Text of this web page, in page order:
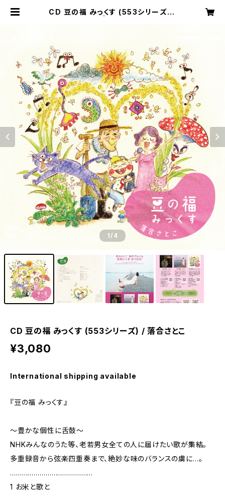
CD 豆の福 みっくす (553シリーズ) /
1/4
CD 豆の福 みっくす (553シリーズ) / 落合さとこ
¥3,080
International shipping available
『豆の福 みっくす』
〜豊かな個性に舌鼓〜
NHKみんなのうた等、老若男女全ての人に届けたい歌が集結。
多重録音から弦楽四重奏まで、絶妙な味のバランスの虜に…。
……………………………………
1 お米と歌と